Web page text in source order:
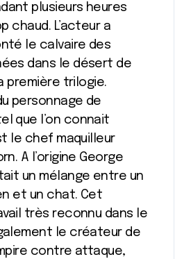
plusieurs heures
chaud. L’acteur a
le calvaire des
dans le désert de
première trilogie.
personnage de
que l’on connait
le chef maquilleur
A l’origine George
un mélange entre un
et un chat. Cet
très reconnu dans le
le créateur de
contre attaque,